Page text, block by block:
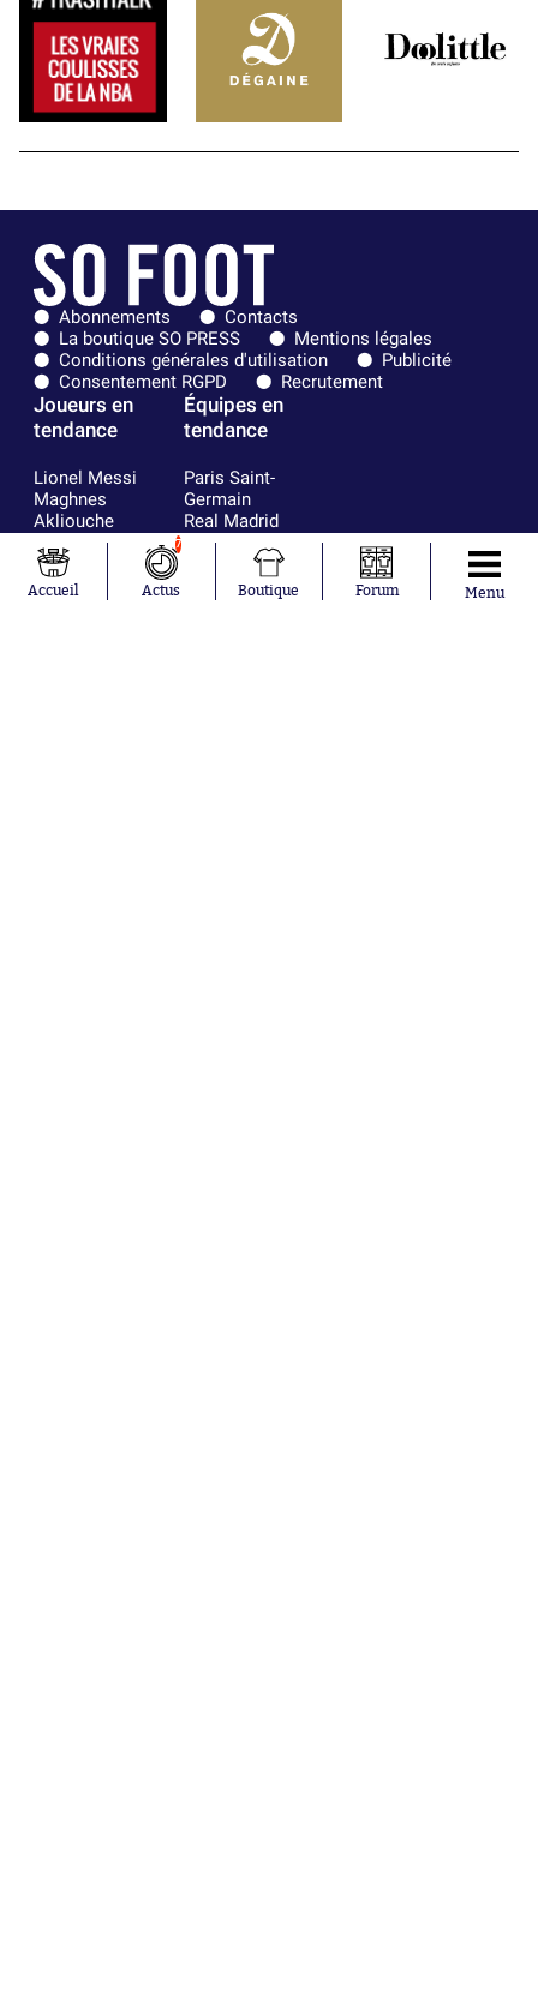
Abonnements
Contacts
La boutique SO PRESS
Mentions légales
Conditions générales d'utilisation
Publicité
Consentement RGPD
Recrutement
Joueurs en
tendance
Lionel Messi
Maghnes
Akliouche
Mohamed
Salah
Neymar
Julián Álvarez
Équipes en
tendance
Paris Saint-
Germain
Real Madrid
Olympique de
Marseille
FC Barcelone
Accueil
7
Actus Boutique Forum Menu